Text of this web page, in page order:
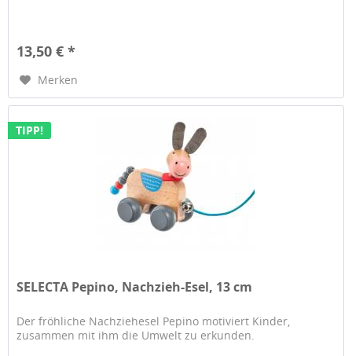
13,50 € *
Merken
TIPP!
SELECTA Pepino, Nachzieh-Esel, 13 cm
Der fröhliche Nachziehesel Pepino motiviert Kinder,
zusammen mit ihm die Umwelt zu erkunden.